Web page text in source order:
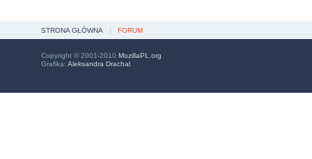
STRONA GŁÓWNA FORUM
Copyright © 2001-2010 MozillaPL.org
Grafika: Aleksandra Drachal